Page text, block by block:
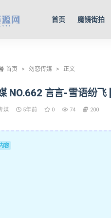
首页 魔镜街拍
首页 勿恋传媒 正文
NO.662 言言-雪语纷飞
媒 5年前 0 74 200
容